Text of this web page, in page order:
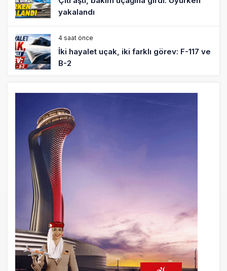
yakalandı
4 saat önce
İki hayalet uçak, iki farklı görev: F-117 ve
B-2
THY ve Pegasus Dünyanın En Değerli
Havayolları Arasında
6 saat önce
Fly Baghdad ABD yaptırım listesinden
çıkarıldı
7 saat önce
Elektrikli uçaklar Avrupa’da kısa rotalara
hazırlanıyor
8 saat önce
Trump’ı taşıyan Marine One, yolcu
uçağına fazla yaklaştı